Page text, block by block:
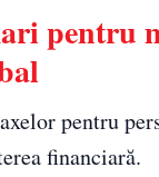
pentru
pentru
financiară.